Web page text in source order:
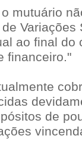
mutuário
Variações
ao final do
financeiro."
de